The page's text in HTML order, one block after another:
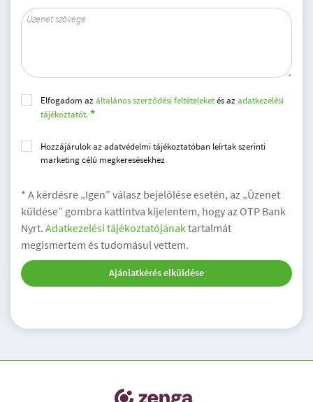
Elfogadom azáltalános szerződési feltételeketés azadatkezelési
tájékoztatót.
Hozzájárulok az adatvédelmi tájékoztatóban leírtak szerinti
marketing célú megkeresésekhez
* A kérdésre „Igen” válasz bejelölése esetén, az „Üzenet
küldése” gombra kattintva kijelentem, hogy az OTP Bank
Nyrt. Adatkezelési tájékoztatójánaktartalmát
megismertem és tudomásul vettem.
Ajánlatkérés elküldése